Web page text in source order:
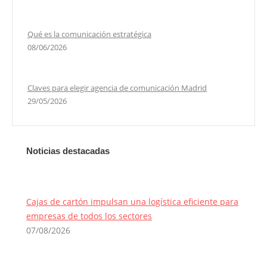
Qué es la comunicación estratégica
08/06/2026
Claves para elegir agencia de comunicación Madrid
29/05/2026
Noticias destacadas
Cajas de cartón impulsan una logística eficiente para
empresas de todos los sectores
07/08/2026